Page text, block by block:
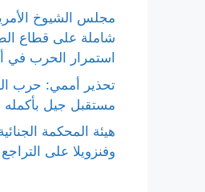
مجلس الشيوخ
شاملة على قطاع
استمرار الحرب في
تحذير أممي: حرب
مستقبل جيل بأكمله
هيئة المحكمة
وفنزويلا على